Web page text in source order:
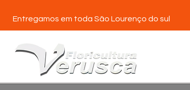
Entregamos em toda São Lourenço do sul